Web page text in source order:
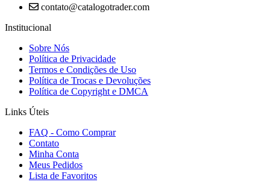
contato@catalogotrader.com
Institucional
Sobre Nós
Política de Privacidade
Termos e Condições de Uso
Política de Trocas e Devoluções
Política de Copyright e DMCA
Links Úteis
FAQ - Como Comprar
Contato
Minha Conta
Meus Pedidos
Lista de Favoritos